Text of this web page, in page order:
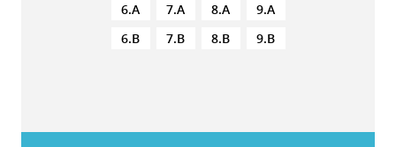
6.A
6.B
7.A
7.B
8.A
8.B
9.A
9.B